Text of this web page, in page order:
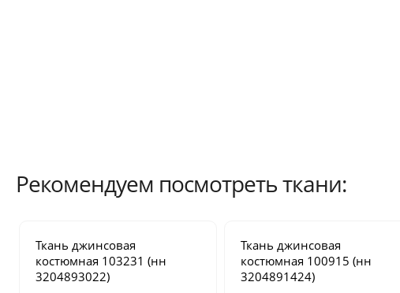
Рекомендуем посмотреть ткани:
Ткань джинсовая
костюмная 103231 (нн
3204893022)
Ткань джинсовая
костюмная 100915 (нн
3204891424)